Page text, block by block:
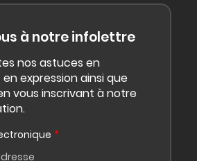
à notre infolettre
nos astuces en
expression ainsi que
vous inscrivant à notre
*